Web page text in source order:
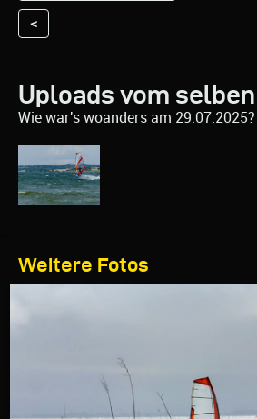
<
Uploads vom
Wie war's woanders am 29.07.2025?
Weitere Fotos